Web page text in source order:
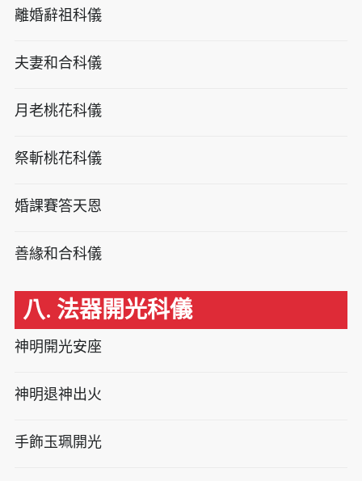
離婚辭祖科儀
夫妻和合科儀
月老桃花科儀
祭斬桃花科儀
婚課賽答天恩
善緣和合科儀
八. 法器開光科儀
神明開光安座
神明退神出火
手飾玉珮開光